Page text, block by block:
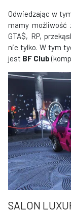
Odwiedzając w
mamy możliwość
GTA$, RP,
nie tylko. W tym
jest BF Club
SALON